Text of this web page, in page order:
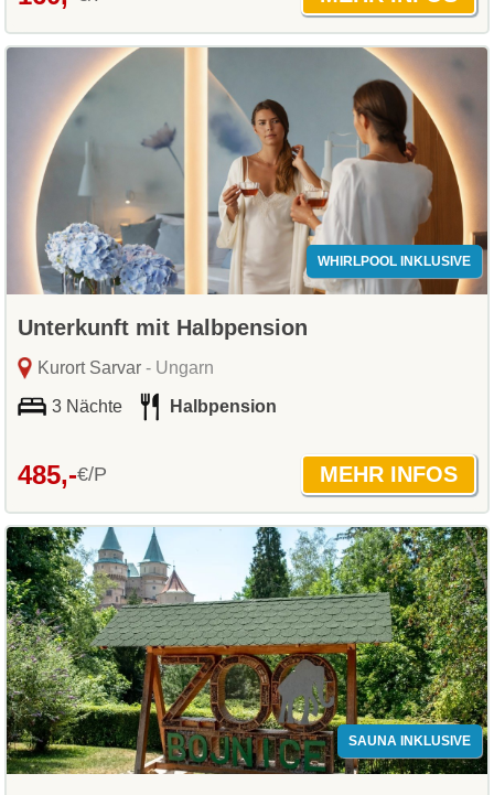
WHIRLPOOL INKLUSIVE
Unterkunft mit Halbpension
Kurort Sarvar- Ungarn
3 Nächte Halbpension
485,-€/P
SAUNA INKLUSIVE